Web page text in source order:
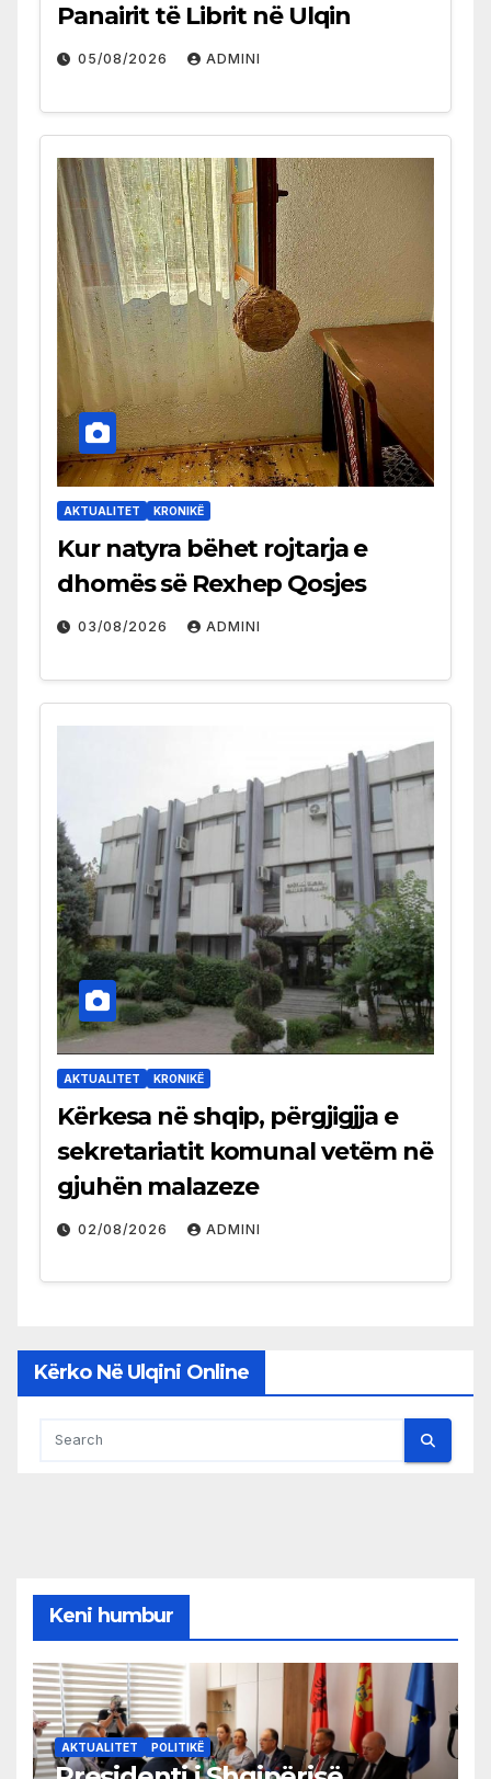
Panairit të Librit në Ulqin
05/08/2026 ADMINI
AKTUALITET KRONIKË
Kur natyra bëhet rojtarja e
dhomës së Rexhep Qosjes
03/08/2026 ADMINI
AKTUALITET KRONIKË
Kërkesa në shqip, përgjigjja e
sekretariatit komunal vetëm në
gjuhën malazeze
02/08/2026 ADMINI
Kërko Në Ulqini Online
Keni humbur
AKTUALITET POLITIKË